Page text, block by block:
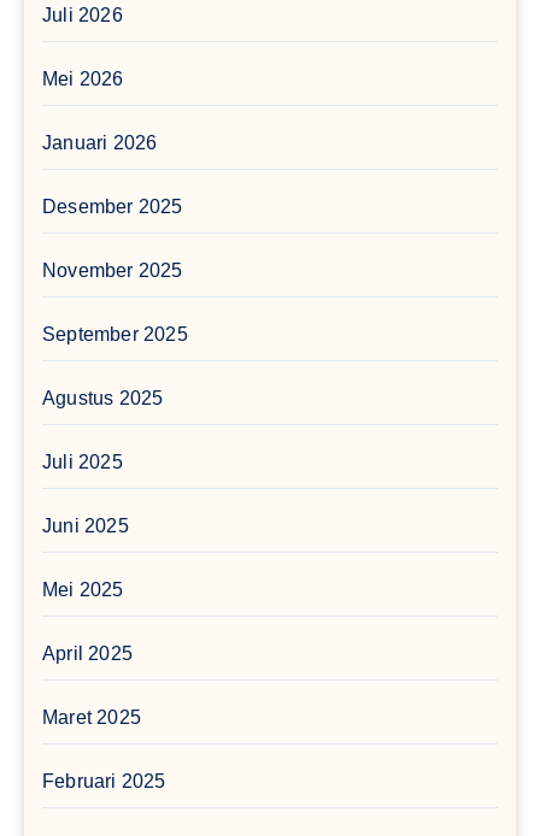
Juli 2026
Mei 2026
Januari 2026
Desember 2025
November 2025
September 2025
Agustus 2025
Juli 2025
Juni 2025
Mei 2025
April 2025
Maret 2025
Februari 2025